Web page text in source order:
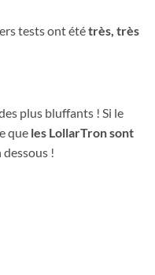
tests ont ététrès, très
plus bluffants ! Si le
que les LollarTron sont
dessous !